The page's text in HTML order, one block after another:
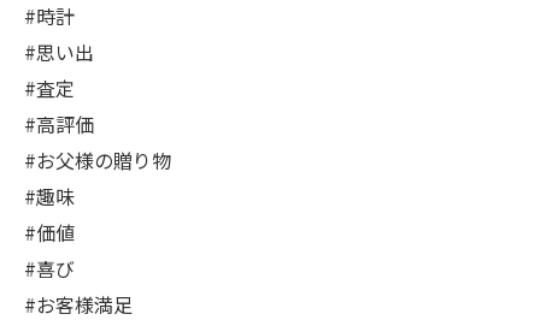
#時計
#思い出
#査定
#高評価
#お父様の贈り物
#趣味
#価値
#喜び
#お客様満足